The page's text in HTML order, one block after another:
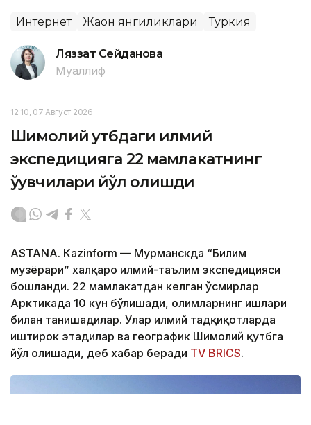
Интернет Жаҳон янгиликлари Туркия
Ляззат Сейданова
Муаллиф
12:10, 07 Август 2026
Шимолий қутбдаги илмий
экспедицияга 22 мамлакатнинг
ўқувчилари йўл олишди
ASTANА. Кazinform — Мурманскда “Билим
музёрари” халқаро илмий-таълим экспедицияси
бошланди. 22 мамлакатдан келган ўсмирлар
Арктикада 10 кун бўлишади, олимларнинг ишлари
билан танишадилар. Улар илмий тадқиқотларда
иштирок этадилар ва географик Шимолий қутбга
йўл олишади, деб хабар беради TV BRICS.